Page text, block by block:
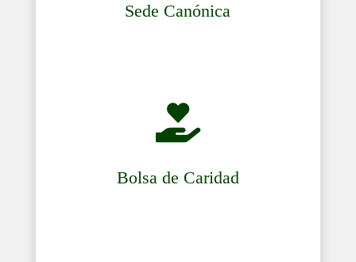
Sede Canónica

Bolsa de Caridad